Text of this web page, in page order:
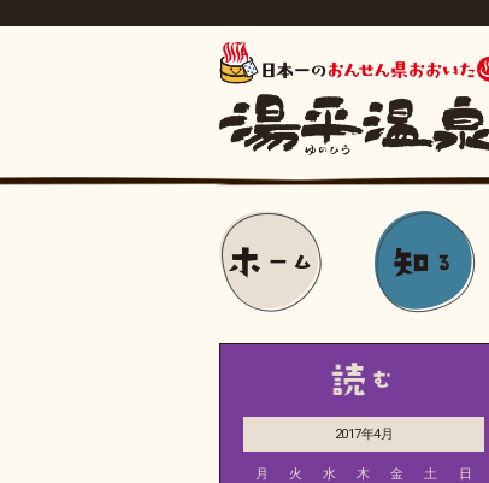
2017年4月
月 火 水 木 金 土
日